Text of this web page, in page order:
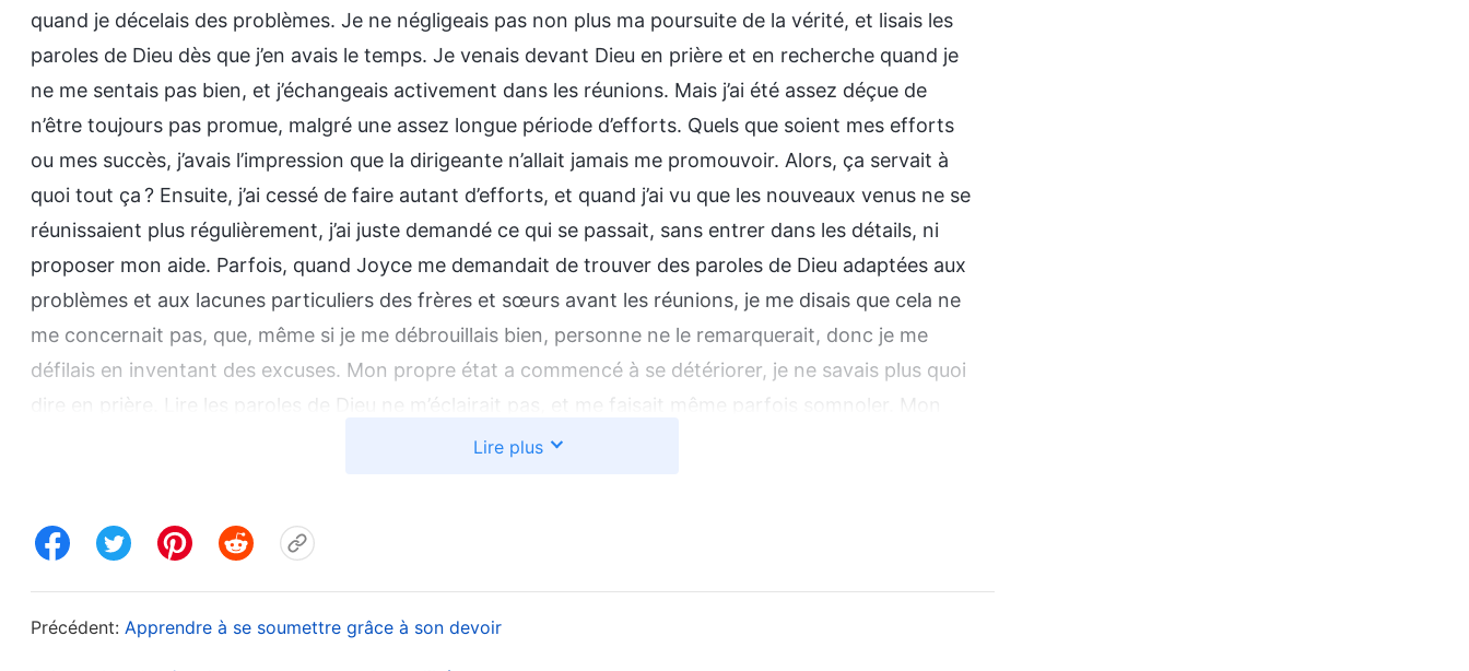
quand je décelais des problèmes. Je ne négligeais pas non plus ma poursuite de la vérité, et lisais les
paroles de Dieu dès que j’en avais le temps. Je venais devant Dieu en prière et en recherche quand je
ne me sentais pas bien, et j’échangeais activement dans les réunions. Mais j’ai été assez déçue de
n’être toujours pas promue, malgré une assez longue période d’efforts. Quels que soient mes efforts
ou mes succès, j’avais l’impression que la dirigeante n’allait jamais me promouvoir. Alors, ça servait à
quoi tout ça ? Ensuite, j’ai cessé de faire autant d’efforts, et quand j’ai vu que les nouveaux venus ne se
réunissaient plus régulièrement, j’ai juste demandé ce qui se passait, sans entrer dans les détails, ni
proposer mon aide. Parfois, quand Joyce me demandait de trouver des paroles de Dieu adaptées aux
problèmes et aux lacunes particuliers des frères et sœurs avant les réunions, je me disais que cela ne
me concernait pas, que, même si je me débrouillais bien, personne ne le remarquerait, donc je me
défilais en inventant des excuses. Mon propre état a commencé à se détériorer, je ne savais plus quoi
dire en prière. Lire les paroles de Dieu ne m’éclairait pas, et me faisait même parfois somnoler. Mon
esprit était envahi par une profonde obscurité et je ne ressentais pas l’œuvre du Saint-Esprit. Bientôt,
mais je tournais en rond et faisais du sur-place. Apparemment, je n’avais aucune chance d’être
mais moi je n’étais pas promue. Avais-je échoué en tant que croyante ? Je suis devenue si négative
Lire plus
Précédent: Apprendre à se soumettre grâce à son devoir